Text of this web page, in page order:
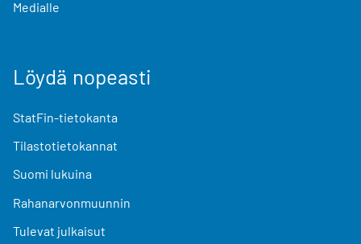
Medialle
Löydä nopeasti
StatFin-tietokanta
Tilastotietokannat
Suomi lukuina
Rahanarvonmuunnin
Tulevat julkaisut